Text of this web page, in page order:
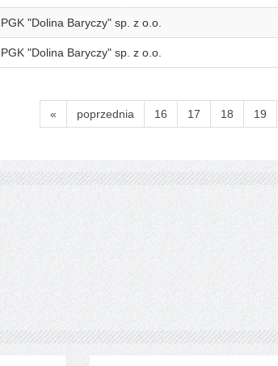
PGK "Dolina Baryczy" sp. z o.o.
PGK "Dolina Baryczy" sp. z o.o.
« poprzednia 16 17 18 19